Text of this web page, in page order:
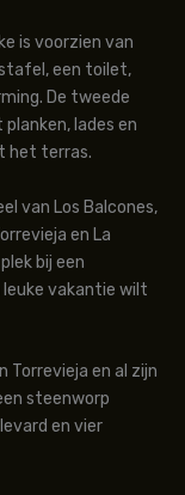
is voorzien van
een toilet,
De tweede
lades en
het terras.
van Los Balcones,
en La
bij een
vakantie wilt
Torrevieja en al zijn
steenworp
en vier